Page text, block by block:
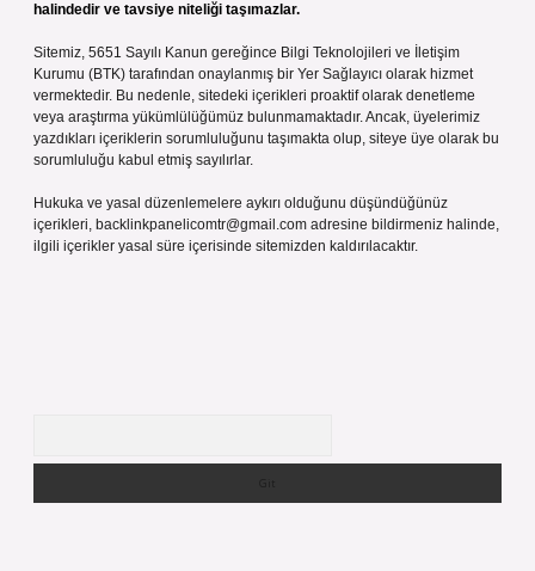
halindedir ve tavsiye niteliği taşımazlar.
Sitemiz, 5651 Sayılı Kanun gereğince Bilgi Teknolojileri ve İletişim
Kurumu (BTK) tarafından onaylanmış bir Yer Sağlayıcı olarak hizmet
vermektedir. Bu nedenle, sitedeki içerikleri proaktif olarak denetleme
veya araştırma yükümlülüğümüz bulunmamaktadır. Ancak, üyelerimiz
yazdıkları içeriklerin sorumluluğunu taşımakta olup, siteye üye olarak bu
sorumluluğu kabul etmiş sayılırlar.
Hukuka ve yasal düzenlemelere aykırı olduğunu düşündüğünüz
içerikleri, backlinkpanelicomtr@gmail.com adresine bildirmeniz halinde,
ilgili içerikler yasal süre içerisinde sitemizden kaldırılacaktır.